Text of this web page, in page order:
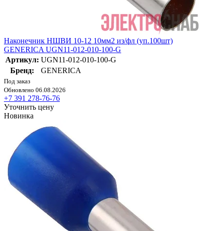
Наконечник НШВИ 10-12 10мм2 из/фл (уп.100шт)
GENERICA UGN11-012-010-100-G
Артикул: UGN11-012-010-100-G
Бренд:
GENERICA
Под заказ
Обновлено 06.08.2026
+7 391 278-76-76
Уточнить цену
Новинка